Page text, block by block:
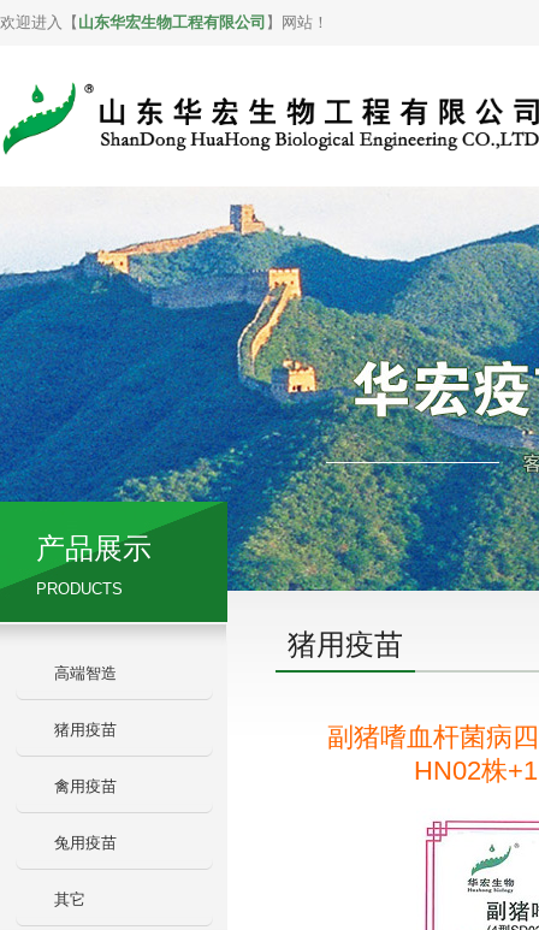
欢迎进入【 山东华宏生物工程有限公司 】网站！
产品展示
PRODUCTS
高端智造
猪用疫苗
禽用疫苗
兔用疫苗
其它
猪用疫苗
副猪嗜血杆菌病
HN02株